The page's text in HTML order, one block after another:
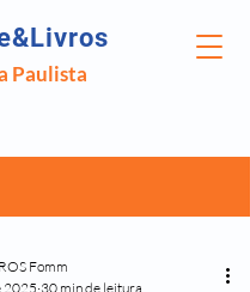
Paulista
Fomm
2025 30 min de leitura